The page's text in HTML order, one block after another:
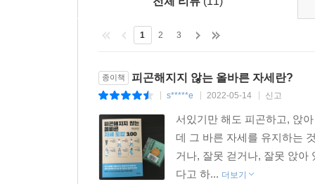
‘질 좋은 식사’ 역시 중요한 항목. 정크 푸드나
스트레칭의 오류를 개선하고 효과를 기대할 수
무엇일까요? 멘탈 관리의 차이가 아닐까요? 최
★★★★★
설거지할 때, 가파른 길 올라갈 때, 무거운 짐 들
법을 알려줘 좋았습니다. ‘피곤해지지 않는 몸’을
1 2 3
종이책 피곤해지지 않는 올바른 자세란?
s*****e 2022-05-14 신고
서있기만 해도 피곤하고, 앉
데 그 바른 자세를 유지하는
거나, 잘못 걷거나, 잘못 앉아
다고 하... 더보기